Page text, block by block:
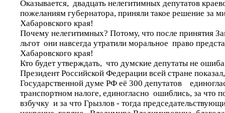
Оказывается, двадцать нелегитимных депутатов
пожеланиям губернатора, приняли такое решение за
Хабаровского края!
Почему нелегитимных? Потому, что после принятия
льгот они навсегда утратили моральное право
Хабаровского края!
Кто будет утверждать, что думские депутаты не
Президент Российской Федерации всей стране
Государственной думе РФ её 300 депутатов
транспортном налоге, единогласно ошиблись, за что
взбучку и за что Грызлов - тогда